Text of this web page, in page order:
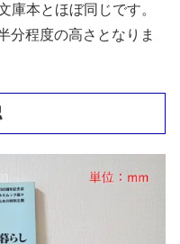
庫本とほぼ同じです。
分程度の高さとなりま